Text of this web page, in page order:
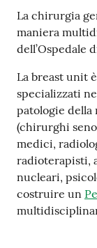
Studiare
a
Costruiamo
Salute
La chirurgia
maniera
dell’Ospedale
La breast unit
specializzati
patologie della
(chirurghi
medici,
radioterapisti,
nucleari,
costruire un